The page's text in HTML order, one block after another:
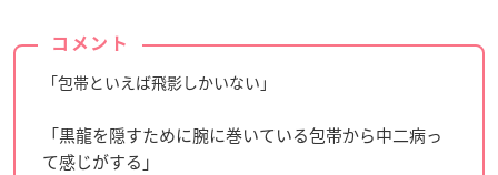
コメント
「包帯といえば飛影しかいない」
「黒龍を隠すために腕に巻いている包帯から中二病っ
て感じがする」